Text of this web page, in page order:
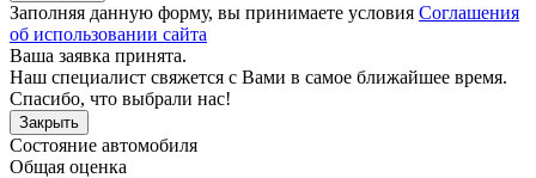
Заполняя данную форму, вы принимаете условия Соглашения
об использовании сайта
Ваша заявка принята.
Наш специалист свяжется с Вами в самое ближайшее время.
Спасибо, что выбрали нас!
Закрыть
Состояние автомобиля
Общая оценка